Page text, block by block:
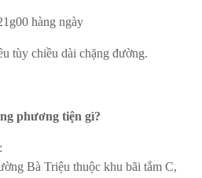
hàng ngày
tùy chiều dài chặng đường.
phương tiện gì?
:
Bà Triệu thuộc khu bãi tắm C,